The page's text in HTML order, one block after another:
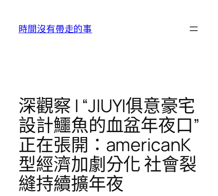
時間沒有帶走的事
深觀察 | “JIUYI俱意豪宅
設計鱷魚的血盆年夜口”
正在張開：americanK
型經濟加劇分化 社會裂
縫持續擴年夜